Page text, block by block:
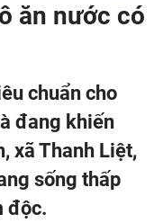
ăn nước có
chuẩn cho
đang khiến
xã Thanh Liệt,
sống thấp
độc.